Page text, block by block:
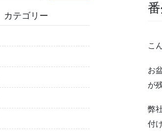
こ
お
が
弊
付
カテゴリー